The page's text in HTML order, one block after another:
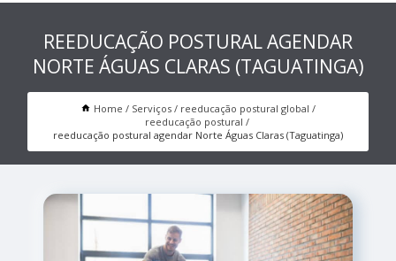
REEDUCAÇÃO POSTURAL AGENDAR
NORTE ÁGUAS CLARAS (TAGUATINGA)
Home Serviços
reeducação postural global
reeducação postural
reeducação postural agendar Norte Águas Claras (Taguatinga)